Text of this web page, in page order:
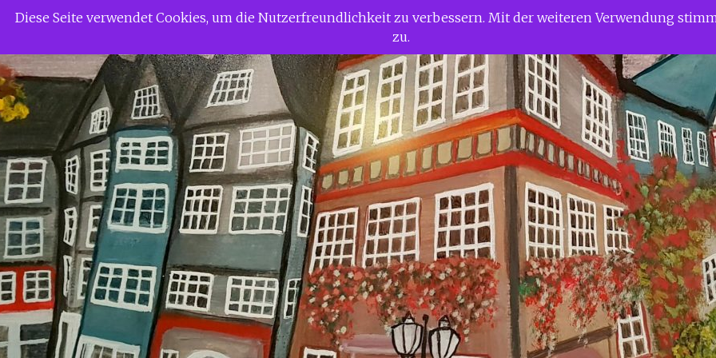
ZumSiggi Gerdaus Welt
Diese Seite verwendet Cookies, um die Nutzerfreundlichkeit zu verbessern. Mit der weiteren Verwendung
zu.